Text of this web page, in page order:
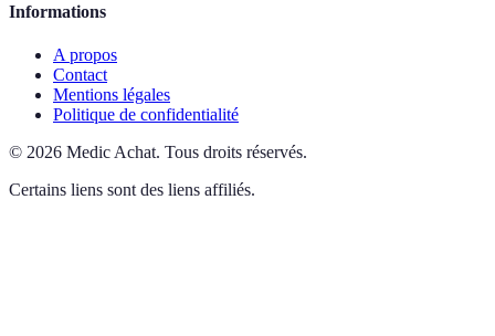
Informations
A propos
Contact
Mentions légales
Politique de confidentialité
© 2026 Medic Achat. Tous droits réservés.
Certains liens sont des liens affiliés.